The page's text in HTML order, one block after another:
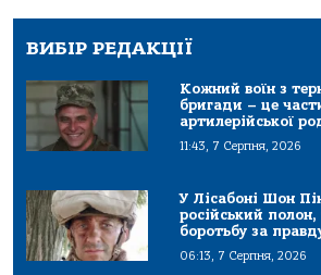
ВИБІР РЕДАКЦІЇ
Кожний воїн з
бригади – це
артилерійської
11:43, 7 Серпня, 2026
У Лісабоні Шон
російський
боротьбу за
06:13, 7 Серпня, 2026